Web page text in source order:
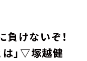
負けないぞ！
」▽塚越健